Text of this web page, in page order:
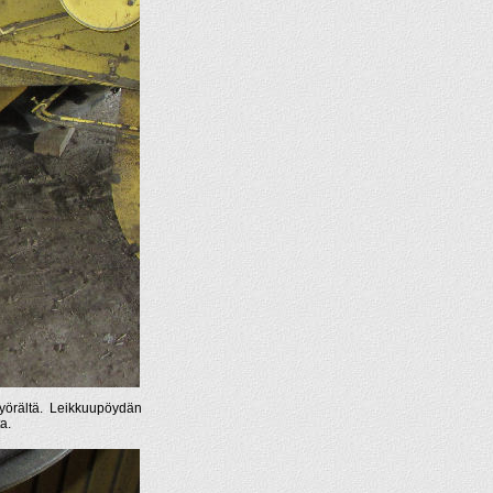
Leikkuupöydän